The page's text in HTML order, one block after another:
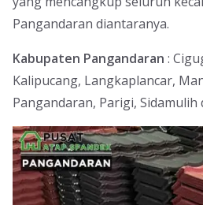
Pangandaran diantaranya.
Kabupaten Pangandaran :
Kalipucang, Langkaplancar,
Pangandaran, Parigi, Sidamulih